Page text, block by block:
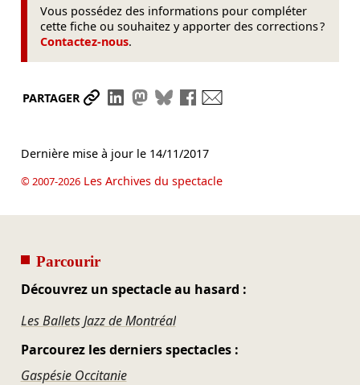
Vous possédez des informations pour compléter
cette fiche ou souhaitez y apporter des corrections ?
Contactez-nous.
PARTAGER Partager le lien
Partager sur LinkedIn
Partager sur Mastodon
Partager sur Bluesky
Partager sur Facebook
Dernière mise à jour le 14/11/2017
© 2007-2026Les Archives du spectacle
Parcourir
Découvrez un spectacle au hasard :
Les Ballets Jazz de Montréal
Parcourez les derniers spectacles :
Gaspésie Occitanie